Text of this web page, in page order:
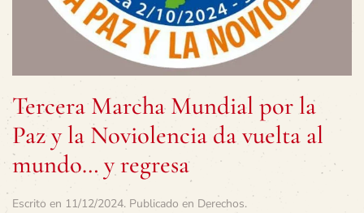
Tercera Marcha Mundial por la
Paz y la Noviolencia da vuelta al
mundo… y regresa
Escrito en 11/12/2024. Publicado en Derechos.